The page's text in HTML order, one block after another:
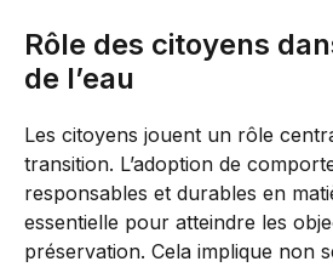
Rôle des citoyens
de l’eau
Les citoyens jouent un rôle
transition. L’adoption de
responsables et durables en
essentielle pour atteindre les
préservation. Cela implique non